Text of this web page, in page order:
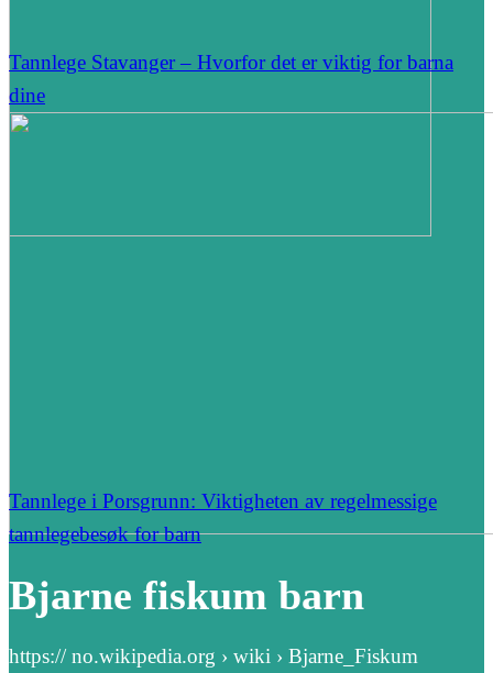
Tannlege Stavanger – Hvorfor det er viktig for barna
dine
Tannlege i Porsgrunn: Viktigheten av regelmessige
tannlegebesøk for barn
Bjarne fiskum barn
https:// no.wikipedia.org › wiki › Bjarne_Fiskum